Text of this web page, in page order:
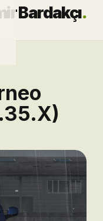
Bardakçı.